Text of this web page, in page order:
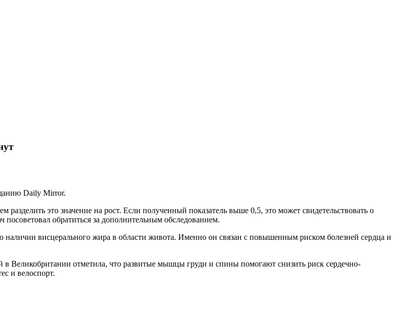
Daily Mirror.
это значение на рост. Если полученный показатель выше 0,5, это может свидетельствовать о
обратиться за дополнительным обследованием.
висцерального жира в области живота. Именно он связан с повышенным риском болезней сердца и
Великобритании отметила, что развитые мышцы груди и спины помогают снизить риск сердечно-
и велоспорт.